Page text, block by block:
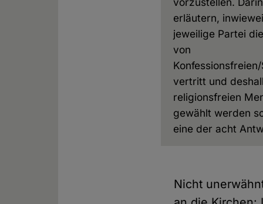
erläutern,
jeweilige Partei
von
vertritt und
religionsfreien
gewählt werden
eine der acht
Nicht